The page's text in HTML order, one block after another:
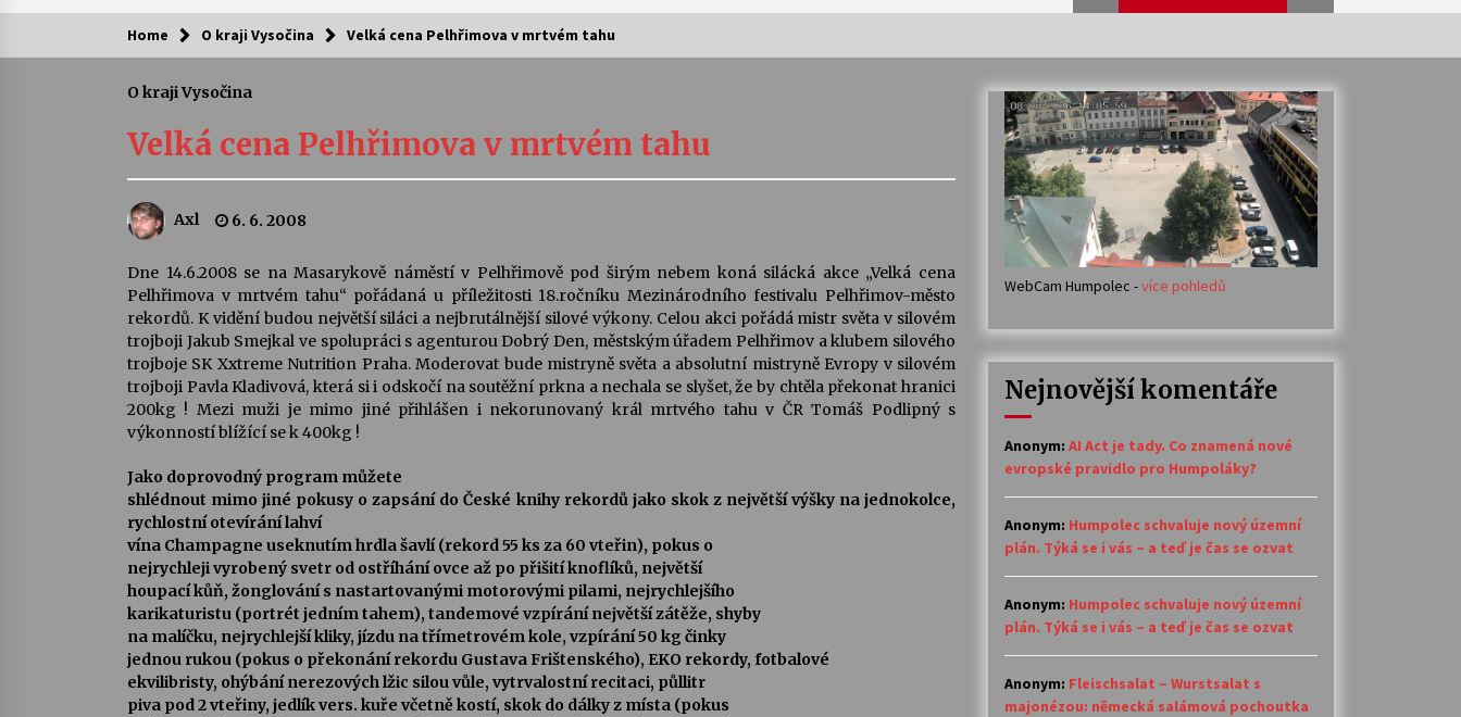
Kam za kulturou?
Camerata a Sukuba Ensemble
4. 8. 2026
Stávám se kapkou
30. 7. 2026
Veselí muzikanti
30. 7. 2026
Pozvánka na integrační festival
Quijotova šedesátka: 28. 7.–1. 8.
28. 7. 2026
Votavžatský ploty
23. 7. 2026
Letní koncerty ve Stromovce: Rufus
Miller
22. 7. 2026
Vysočinka
17. 7. 2026 14. 7. 2026
Za kulturou kousek za Humpolec. V
Želivě ožije odkaz Josefa Čapka
Varhanní recitál Michala Novenka v
30. 6. 2026
Home O kraji Vysočina Velká cena Pelhřimova v mrtvém tahu
O kraji Vysočina
Velká cena Pelhřimova v mrtvém tahu
Axl 6. 6. 2008
Dne 14.6.2008 se na Masarykově náměstí v Pelhřimově pod širým nebem koná silácká akce „Velká cena
Pelhřimova v mrtvém tahu“ pořádaná u příležitosti 18.ročníku Mezinárodního festivalu Pelhřimov-město
rekordů. K vidění budou největší siláci a nejbrutálnější silové výkony. Celou akci pořádá mistr světa v silovém
trojboji Jakub Smejkal ve spolupráci s agenturou Dobrý Den, městským úřadem Pelhřimov a klubem silového
trojboje SK Xxtreme Nutrition Praha. Moderovat bude mistryně světa a absolutní mistryně Evropy v silovém
trojboji Pavla Kladivová, která si i odskočí na soutěžní prkna a nechala se slyšet, že by chtěla překonat hranici
200kg ! Mezi muži je mimo jiné přihlášen i nekorunovaný král mrtvého tahu v ČR Tomáš Podlipný s
výkonností blížící se k 400kg !
Jako doprovodný program můžete
shlédnout mimo jiné pokusy o zapsání do České knihy rekordů jako skok z největší výšky na jednokolce,
rychlostní otevírání lahví
vína Champagne useknutím hrdla šavlí (rekord 55 ks za 60 vteřin), pokus o
nejrychleji vyrobený svetr od ostříhání ovce až po přišití knoflíků, největší
houpací kůň, žonglování s nastartovanými motorovými pilami, nejrychlejšího
karikaturistu (portrét jedním tahem), tandemové vzpírání největší zátěže, shyby
na malíčku, nejrychlejší kliky, jízdu na třímetrovém kole, vzpírání 50 kg činky
jednou rukou (pokus o překonání rekordu Gustava Frištenského), EKO rekordy, fotbalové
ekvilibristy, ohýbání nerezových lžic silou vůle, vytrvalostní recitaci, půllitr
piva pod 2 vteřiny, jedlík vers. kuře včetně kostí, skok do dálky z místa (pokus
WebCam Humpolec -více pohledů
Nejnovější komentáře
Anonym: AI Act je tady. Co znamená nové
evropské pravidlo pro Humpoláky?
Anonym: Humpolec schvaluje nový územní
plán. Týká se i vás – a teď je čas se ozvat
Anonym: Humpolec schvaluje nový územní
plán. Týká se i vás – a teď je čas se ozvat
Anonym: Fleischsalat – Wurstsalat s
majonézou: německá salámová pochoutka